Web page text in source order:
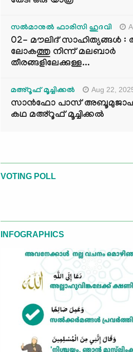
സൽമാനുൽ ഫാരിസി ഹുദവി
02- മൗലിദ് സാഹിത്യങ്ങൾ
ലോകത്തു നിന്ന് മലബാർ
തീരങ്ങളിലേക്കുള്ള...
മഅ്റൂഫ് മൂച്ചിക്കല്‍ Aug 22,
സാൻഫോ പാസ്
കഥ മഅ്റൂഫ് മൂച്ചിക്കല്‍
VOTING POLL
INFOGRAPHICS